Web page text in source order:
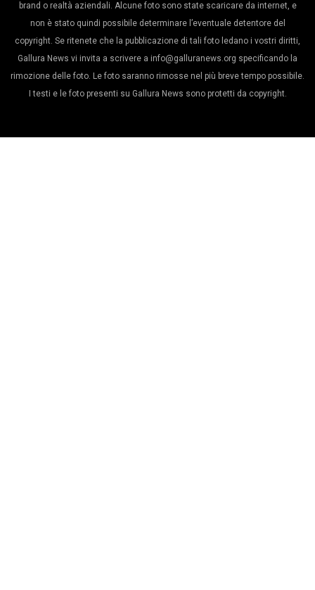
brand o realtà aziendali. Alcune foto sono state scaricare da internet, e
non è stato quindi possibile determinare l’eventuale detentore del
copyright. Se ritenete che la pubblicazione di tali foto ledano i vostri diritti,
Gallura News vi invita a scrivere a info@galluranews.org specificando la
rimozione delle foto. Le foto saranno rimosse nel più breve tempo possibile.
I testi e le foto presenti su Gallura News sono protetti da copyright.